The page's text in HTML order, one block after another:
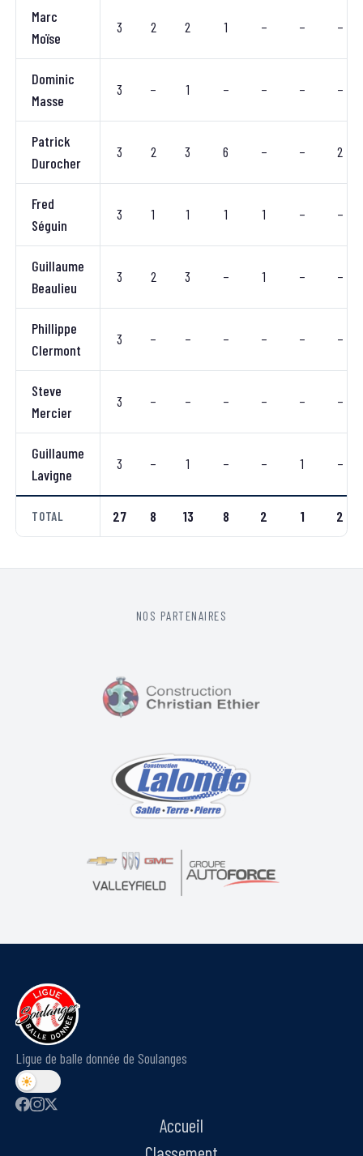
Marc
Moïse
3 2 2 1 – – –
Dominic
Masse
3 – 1 – – – –
Patrick
Durocher
3 2 3 6 – – 2
Fred
Séguin
3 1 1 1 1 – –
Guillaume
Beaulieu
3 2 3 – 1 – –
Phillippe
Clermont
3 – – – – – –
Steve
Mercier
3 – – – – – –
Guillaume
Lavigne
3 – 1 – – 1 –
TOTAL 27 8 13 8 2 1 2
NOS PARTENAIRES
Ligue de balle donnée de Soulanges
Accueil